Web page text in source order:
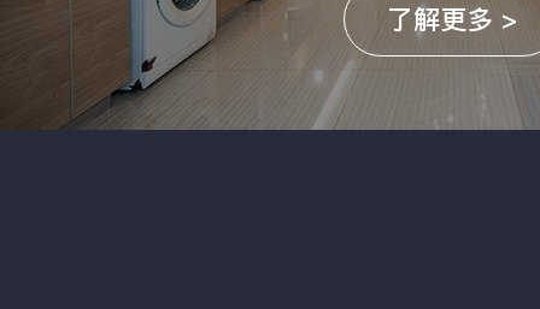
了解更多 >